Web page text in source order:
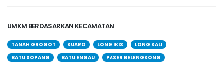
UMKM BERDASARKAN KECAMATAN
TANAH GROGOT KUARO LONG IKIS
LONG KALI
BATU SOPANG
BATU ENGAU
PASER BELENGKONG